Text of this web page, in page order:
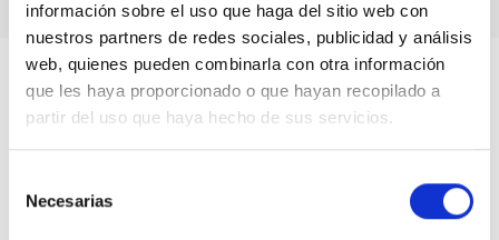
información sobre el uso que haga del sitio web con
nuestros partners de redes sociales, publicidad y análisis
web, quienes pueden combinarla con otra información
que les haya proporcionado o que hayan recopilado a
partir del uso que haya hecho de sus servicios.
Necesarias